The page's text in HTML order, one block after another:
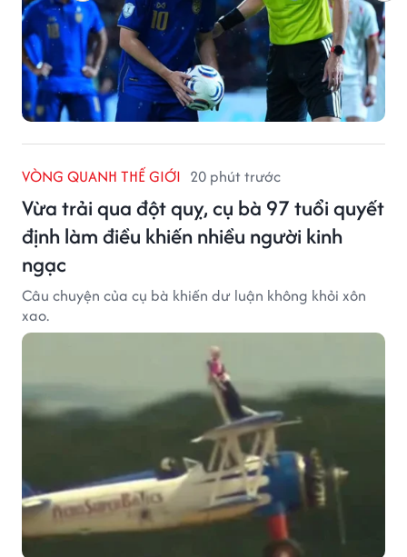
VÒNG QUANH THẾ GIỚI 20 phút trước
Vừa trải qua đột quỵ, cụ bà 97 tuổi quyết
định làm điều khiến nhiều người kinh
ngạc
Câu chuyện của cụ bà khiến dư luận không khỏi xôn
xao.